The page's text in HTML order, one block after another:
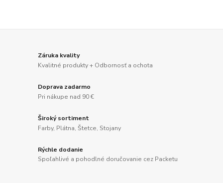
Záruka kvality
Kvalitné produkty + Odbornosť a ochota
Doprava zadarmo
Pri nákupe nad 90 €
Široký sortiment
Farby, Plátna, Štetce, Stojany
Rýchle dodanie
Spoľahlivé a pohodlné doručovanie cez Packetu